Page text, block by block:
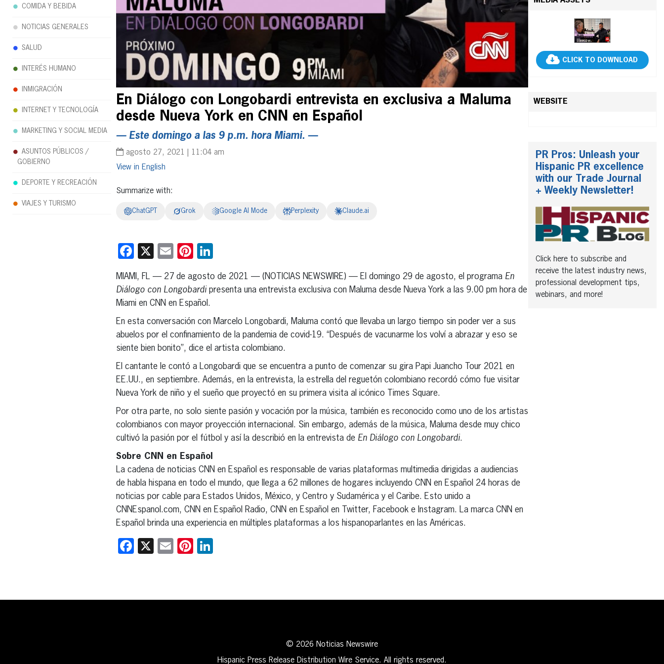
En Diálogo con Longobardi entrevista en exclusiva a Maluma
desde Nueva York en CNN en Español
— Este domingo a las 9 p.m. hora Miami. —
agosto 27, 2021 | 11:04 am
English
Summarize with:
ChatGPT Grok Google AI Mode Perplexity Claude.ai
Facebook
X EmailPinterest
MIAMI, FL — 27 de agosto de 2021 — (NOTICIAS NEWSWIRE) — El domingo 29 de agosto, el programa En
Diálogo con Longobardi presenta una entrevista exclusiva con Maluma desde Nueva York a las 9.00 pm hora de
Miami en CNN en Español.
En esta conversación con Marcelo Longobardi, Maluma contó que llevaba un largo tiempo sin poder ver a sus
abuelos por el confinamiento de la pandemia de covid-19. “Después de vacunarme los volví a abrazar y eso se
siente bien bonito”, dice el artista colombiano.
El cantante le contó a Longobardi que se encuentra a punto de comenzar su gira Papi Juancho Tour 2021 en
EE.UU., en septiembre. Además, en la entrevista, la estrella del reguetón colombiano recordó cómo fue visitar
Nueva York de niño y el sueño que proyectó en su primera visita al icónico Times Square.
Por otra parte, no solo siente pasión y vocación por la música, también es reconocido como uno de los artistas
colombianos con mayor proyección internacional. Sin embargo, además de la música, Maluma desde muy chico
cultivó la pasión por el fútbol y así la describió en la entrevista de En Diálogo con Longobardi.
Sobre CNN en Español
La cadena de noticias CNN en Español es responsable de varias plataformas multimedia dirigidas a audiencias
de habla hispana en todo el mundo, que llega a 62 millones de hogares incluyendo CNN en Español 24 horas de
noticias por cable para Estados Unidos, México, y Centro y Sudamérica y el Caribe. Esto unido a
CNNEspanol.com, CNN en Español Radio, CNN en Español en Twitter, Facebook e Instagram. La marca CNN en
Español brinda una experiencia en múltiples plataformas a los hispanoparlantes en las Américas.
Facebook
X EmailPinterest
CLICK TO DOWNLOAD
WEBSITE
PR Pros: Unleash your
Hispanic PR excellence
with our Trade Journal
+ Weekly Newsletter!
Click here to subscribe and
receive the latest industry news,
professional development tips,
webinars, and more!
COMIDA Y BEBIDA
NOTICIAS GENERALES
SALUD
INTERÉS HUMANO
INMIGRACIÓN
INTERNET Y TECNOLOGÍA
MARKETING Y SOCIAL MEDIA
ASUNTOS PÚBLICOS /
GOBIERNO
DEPORTE Y RECREACIÓN
VIAJES Y TURISMO
© 2026 Noticias Newswire
Hispanic Press Release Distribution Wire Service. All rights reserved.